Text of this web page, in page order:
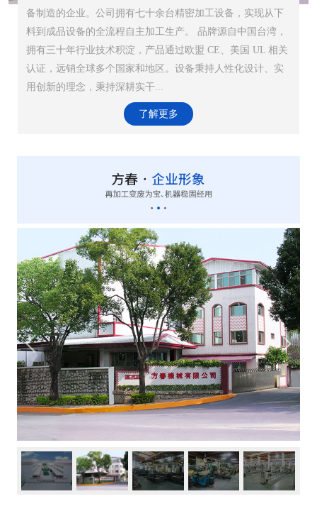
备制造的企业。公司拥有七十余台精密加工设备，实现从下
料到成品设备的全流程自主加工生产。 品牌源自中国台湾，
拥有三十年行业技术积淀，产品通过欧盟 CE、美国 UL 相关
认证，远销全球多个国家和地区。设备秉持人性化设计、实
用创新的理念，秉持深耕实干...
了解更多